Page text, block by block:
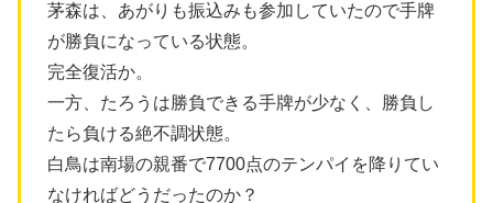
茅森は、あがりも振込みも参加していたので手牌
が勝負になっている状態。
完全復活か。
一方、たろうは勝負できる手牌が少なく、勝負し
たら負ける絶不調状態。
白鳥は南場の親番で7700点のテンパイを降りてい
なければどうだったのか？